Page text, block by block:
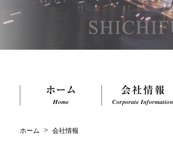
ホーム > 会社情報